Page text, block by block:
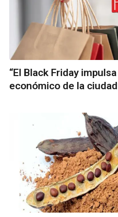
“El Black Friday
económico de la